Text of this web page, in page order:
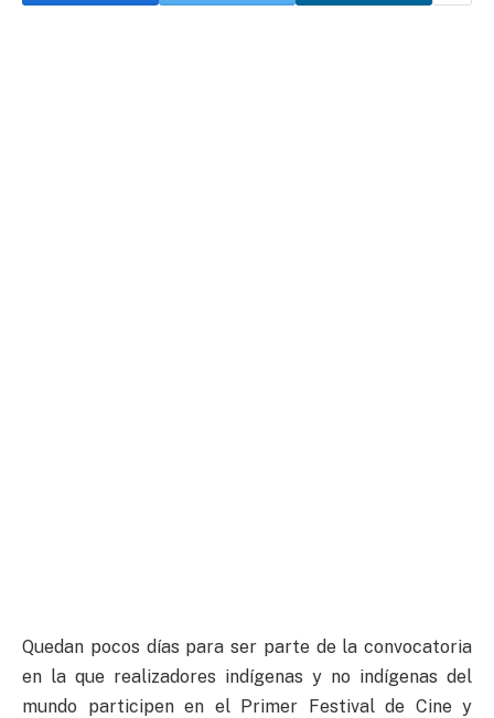
Quedan pocos días para ser parte de la convocatoria
en la que realizadores indígenas y no indígenas del
mundo participen en el Primer Festival de Cine y